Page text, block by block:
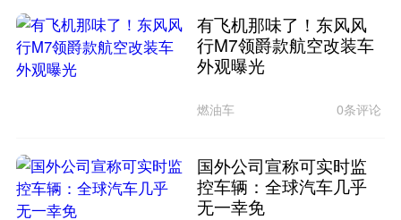
有飞机那味了！东风风
行M7领爵款航空改装车
外观曝光
燃油车 0条评论
国外公司宣称可实时监
控车辆：全球汽车几乎
无一幸免